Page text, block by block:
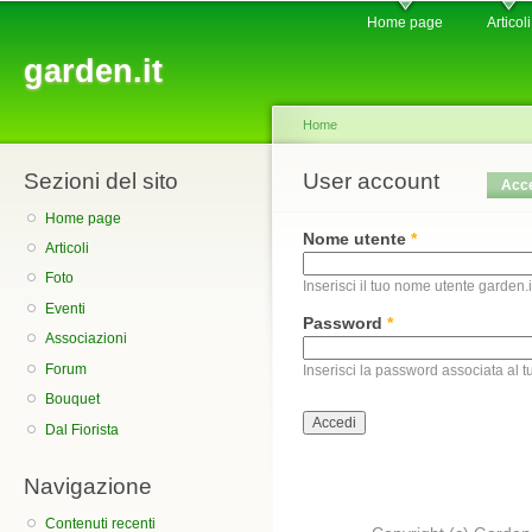
garden.it
Home page Articoli
Sezioni del sito
Home page
Articoli
Foto
Eventi
Associazioni
Forum
Bouquet
Dal Fiorista
Navigazione
Contenuti recenti
You are here
Home
User account
Primary tabs
Nome utente *
Inserisci il tuo nome utente
Password *
Inserisci la password associata al